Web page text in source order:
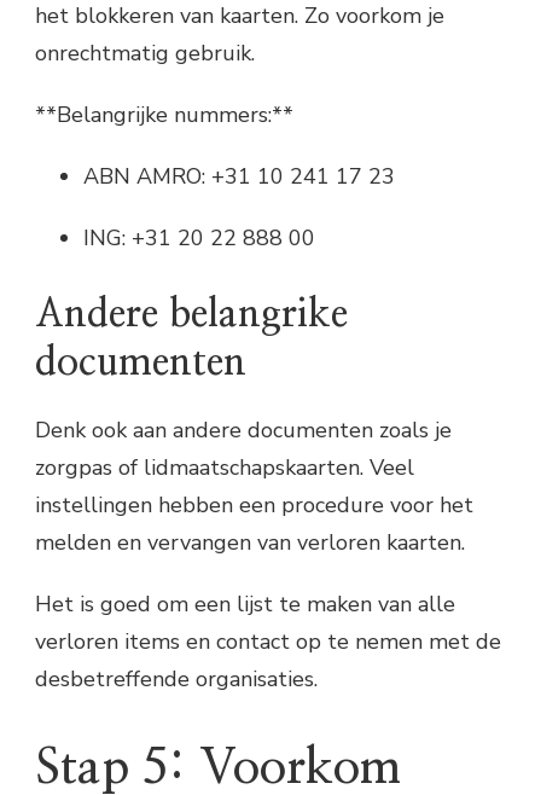
het blokkeren van kaarten. Zo voorkom je
onrechtmatig gebruik.
**Belangrijke nummers:**
ABN AMRO: +31 10 241 17 23
ING: +31 20 22 888 00
Andere belangrike
documenten
Denk ook aan andere documenten zoals je
zorgpas of lidmaatschapskaarten. Veel
instellingen hebben een procedure voor het
melden en vervangen van verloren kaarten.
Het is goed om een lijst te maken van alle
verloren items en contact op te nemen met de
desbetreffende organisaties.
Stap 5: Voorkom